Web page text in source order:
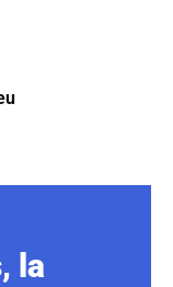
la